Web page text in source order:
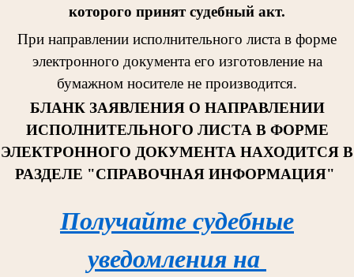
которого принят судебный акт.
При направлении исполнительного листа в форме
электронного документа его изготовление на
бумажном носителе не производится.
БЛАНК ЗАЯВЛЕНИЯ О НАПРАВЛЕНИИ
ИСПОЛНИТЕЛЬНОГО ЛИСТА В ФОРМЕ
ЭЛЕКТРОННОГО ДОКУМЕНТА НАХОДИТСЯ В
РАЗДЕЛЕ "СПРАВОЧНАЯ ИНФОРМАЦИЯ"
Получайте судебные
уведомления на